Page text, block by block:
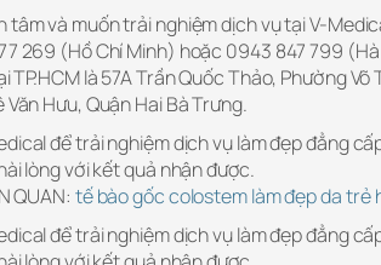
tâm và muốn trải nghiệm dịch vụ tại V-
269 (Hồ Chí Minh) hoặc 0943 847 799
TP.HCM là 57A Trần Quốc Thảo, Phường
Hưu, Quận Hai Bà Trưng.
để trải nghiệm dịch vụ làm đẹp đẳng
lòng với kết quả nhận được.
QUAN: tế bào gốc colostem làm đẹp da trẻ
để trải nghiệm dịch vụ làm đẹp đẳng